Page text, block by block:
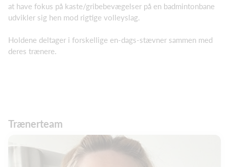
at have fokus på kaste/gribebevægelser på en badmintonbane
udvikler sig hen mod rigtige volleyslag.
Holdene deltager i forskellige en-dags-stævner sammen med
deres trænere.
Trænerteam